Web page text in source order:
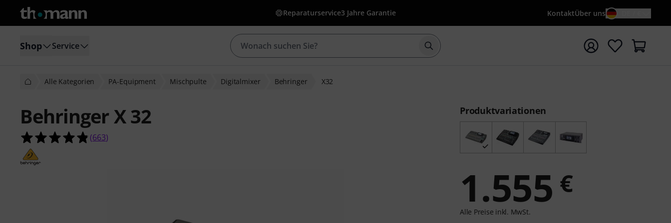
Reparaturservice3 Jahre Garantie KontaktÜber uns
Shop Service Suche mit Suchwort {searchTerm} starten
Alle Kategorien PA-Equipment Mischpulte Digitalmixer Behringer X32
Behringer X 32
4.8 von 5 Sternen aus 663 Kundenbewertungen
(663)
Produktvariationen
1.555 €
Alle Preise inkl. MwSt.